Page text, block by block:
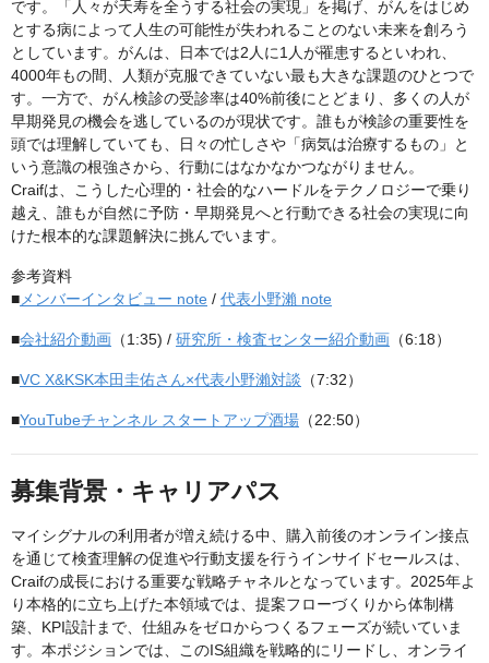
です。「人々が天寿を全うする社会の実現」を掲げ、がんをはじめ
とする病によって人生の可能性が失われることのない未来を創ろう
としています。がんは、日本では2人に1人が罹患するといわれ、
4000年もの間、人類が克服できていない最も大きな課題のひとつで
す。一方で、がん検診の受診率は40%前後にとどまり、多くの人が
早期発見の機会を逃しているのが現状です。誰もが検診の重要性を
頭では理解していても、日々の忙しさや「病気は治療するもの」と
いう意識の根強さから、行動にはなかなかつながりません。
Craifは、こうした心理的・社会的なハードルをテクノロジーで乗り
越え、誰もが自然に予防・早期発見へと行動できる社会の実現に向
けた根本的な課題解決に挑んでいます。
参考資料
■メンバーインタビュー note / 代表小野瀨 note
■会社紹介動画 （1:35) / 研究所・検査センター紹介動画 （6:18）
■VC X&KSK本田圭佑さん×代表小野瀨対談 （7:32）
■YouTubeチャンネル スタートアップ酒場 （22:50）
募集背景・キャリアパス
マイシグナルの利用者が増え続ける中、購入前後のオンライン接点
を通じて検査理解の促進や行動支援を行うインサイドセールスは、
Craifの成長における重要な戦略チャネルとなっています。2025年よ
り本格的に立ち上げた本領域では、提案フローづくりから体制構
築、KPI設計まで、仕組みをゼロからつくるフェーズが続いていま
す。本ポジションでは、このIS組織を戦略的にリードし、オンライ